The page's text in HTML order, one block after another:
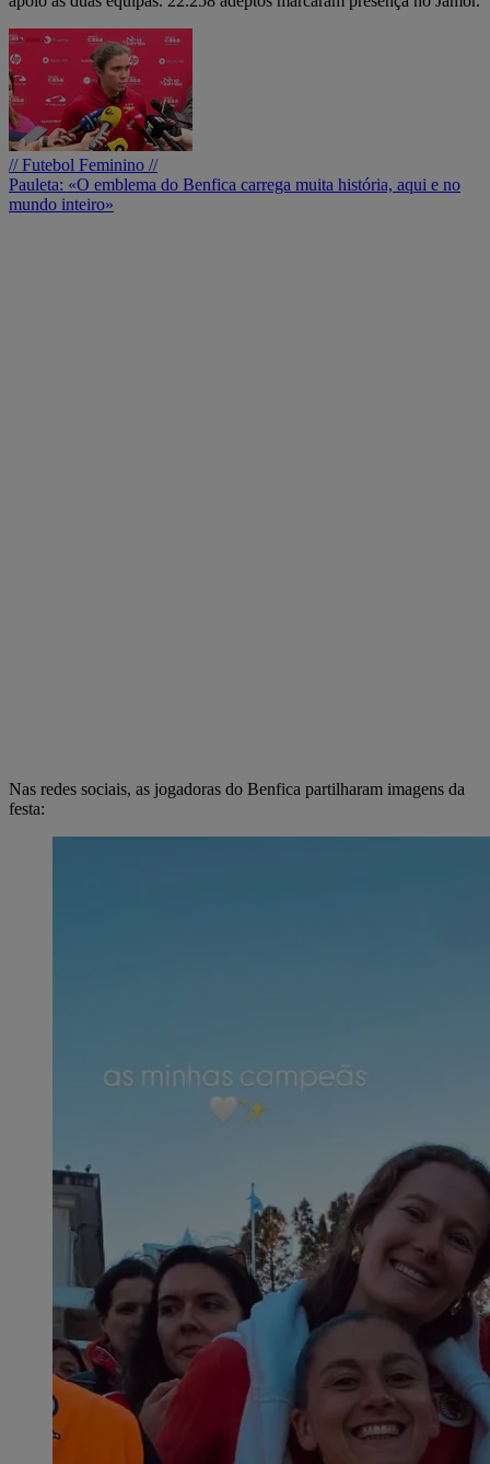
// Futebol Feminino //
Pauleta: «O emblema do Benfica carrega muita história, aqui e no
mundo inteiro»
Nas redes sociais, as jogadoras do Benfica partilharam imagens da
festa: